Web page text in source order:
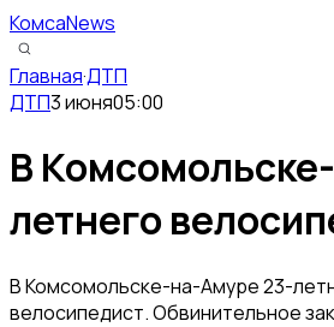
КомсаNews
Главная·ДТП
ДТП3 июня05:00
В
летнего
В Комсомольске-на-Амуре 23-
велосипедист. Обвинительное